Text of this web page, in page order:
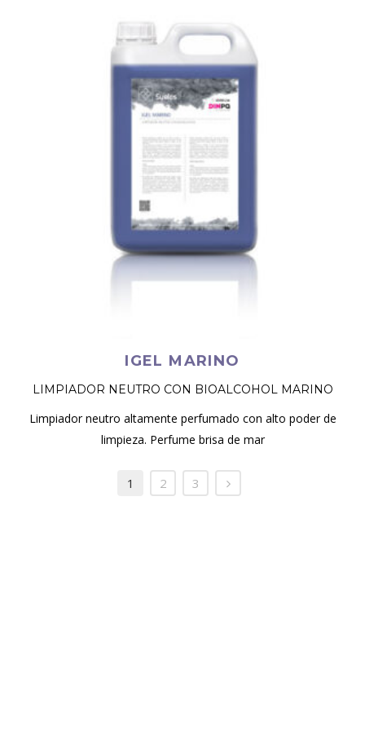
IGEL MARINO
LIMPIADOR NEUTRO CON BIOALCOHOL MARINO
Limpiador neutro altamente perfumado con alto poder de
limpieza. Perfume brisa de mar
1 2 3